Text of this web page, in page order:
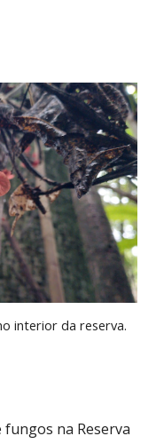
interior da reserva.
na Reserva